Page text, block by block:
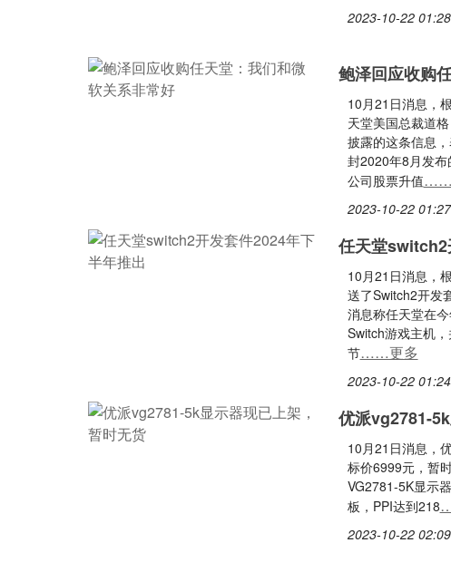
2023-10-22
鲍泽回应收购
10月21日消息，
天堂美国总裁道
披露的这条信息
封2020年8月发
公司股票升值……
2023-10-22
任天堂switch2
10月21日消息，
送了Switch2开发
消息称任天堂在
Switch游戏主机
节……更多
2023-10-22
优派vg2781-
10月21日消息，
标价6999元，暂
VG2781-5K显示
板，PPI达到218
2023-10-22